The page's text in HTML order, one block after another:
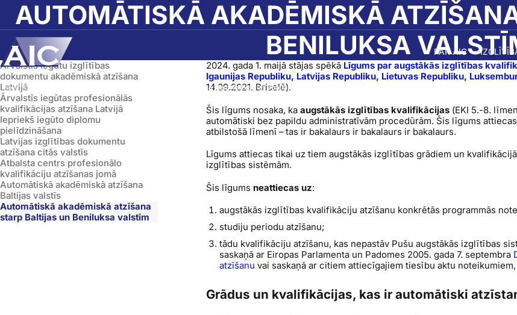
Skip to main content
PAR AIC
Sākumlapa Automātiskā akadēmiskā atzīšana starp Baltijas un Beniluksa valstīm
AUTOMĀTISKĀ AKADĒMISKĀ
BENILUKSA
Ārvalstīs iegūtu izglītības
dokumentu akadēmiskā atzīšana
Latvijā
Ārvalstīs iegūtas profesionālās
kvalifikācijas atzīšana Latvijā
Iepriekš iegūto diplomu
pielīdzināšana
Latvijas izglītības dokumentu
atzīšana citās valstīs
Atbalsta centrs profesionālo
kvalifikāciju atzīšanas jomā
Automātiskā akadēmiskā atzīšana
Baltijas valstīs
Automātiskā akadēmiskā atzīšana
starp Baltijas un Beniluksa valstīm
2024. gada 1. maijā stājas spēkā Līgums par augstākās izglītības
Igaunijas Republiku, Latvijas Republiku, Lietuvas Republiku,
14.09.2021. Briselē).
Šis līgums nosaka, ka augstākās izglītības kvalifikācijas(EKI 5.-8.
automātiski bez papildu administratīvām procedūrām. Šis līgums
atbilstošā līmenī – tas ir bakalaurs ir bakalaurs ir bakalaurs.
Līgums attiecas tikai uz tiem augstākās izglītības grādiem un
izglītības sistēmām.
Šis līgums neattiecas uz:
augstākās izglītības kvalifikāciju atzīšanu konkrētās programmās
studiju periodu atzīšanu;
tādu kvalifikāciju atzīšanu, kas nepastāv Pušu augstākās izglītības
saskaņā ar Eiropas Parlamenta un Padomes 2005. gada 7. septembra
atzīšanu vai saskaņā ar citiem attiecīgajiem tiesību aktu
Grādus un kvalifikācijas, kas ir automātiski